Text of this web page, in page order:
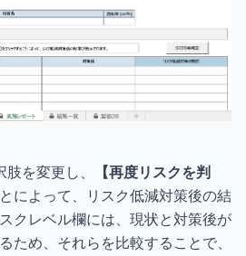
を変更し、
【再度リスクを判
によって、リスク低減対策後の結
クレベル欄には、現状と対策後が
ため、それらを比較することで、